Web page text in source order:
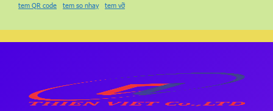
tem QR code
tem so nhay tem vỡ